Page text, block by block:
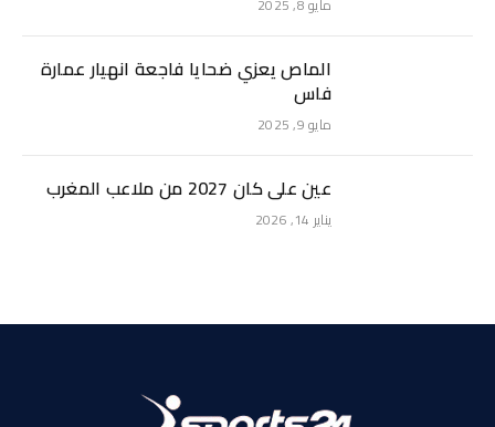
الماص يعزي ضحايا فاجعة انهيار عمارة
فاس
مايو 9, 2025
عين على كان 2027 من ملاعب المغرب
يناير 14, 2026